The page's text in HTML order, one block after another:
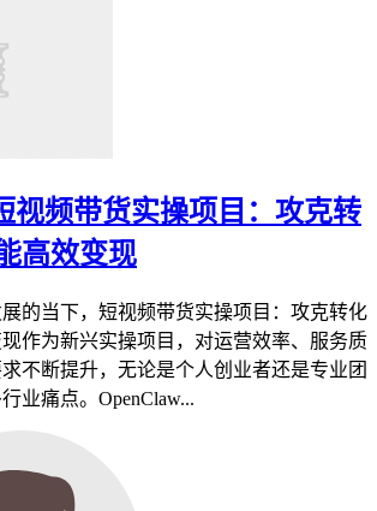
视频带货实操项目：攻克转
高效变现
的当下，短视频带货实操项目：攻克转化
作为新兴实操项目，对运营效率、服务质
不断提升，无论是个人创业者还是专业团
业痛点。OpenClaw...